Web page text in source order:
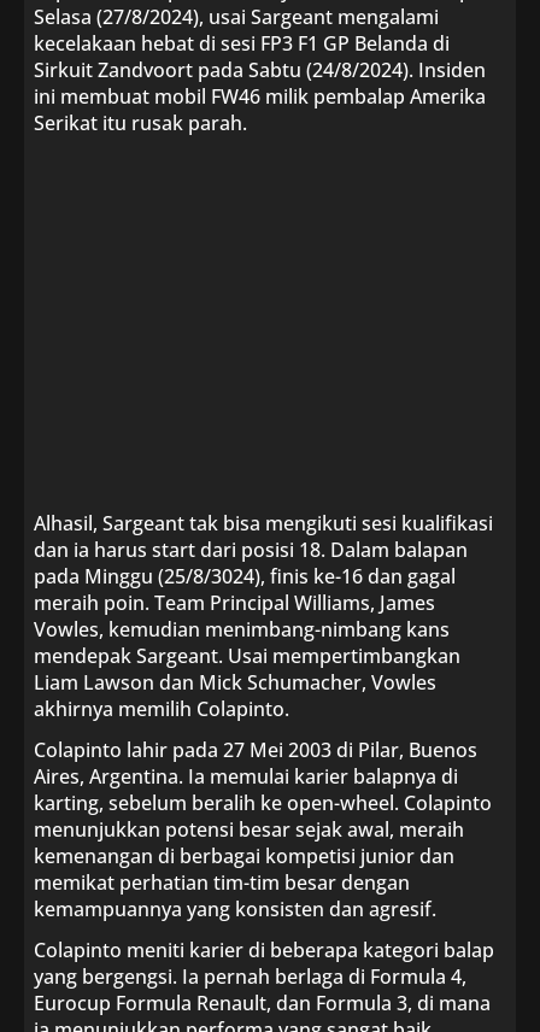
Selasa (27/8/2024), usai Sargeant mengalami
kecelakaan hebat di sesi FP3 F1 GP Belanda di
Sirkuit Zandvoort pada Sabtu (24/8/2024). Insiden
ini membuat mobil FW46 milik pembalap Amerika
Serikat itu rusak parah.
Alhasil, Sargeant tak bisa mengikuti sesi kualifikasi
dan ia harus start dari posisi 18. Dalam balapan
pada Minggu (25/8/3024), finis ke-16 dan gagal
meraih poin. Team Principal Williams, James
Vowles, kemudian menimbang-nimbang kans
mendepak Sargeant. Usai mempertimbangkan
Liam Lawson dan Mick Schumacher, Vowles
akhirnya memilih Colapinto.
Colapinto lahir pada 27 Mei 2003 di Pilar, Buenos
Aires, Argentina. Ia memulai karier balapnya di
karting, sebelum beralih ke open-wheel. Colapinto
menunjukkan potensi besar sejak awal, meraih
kemenangan di berbagai kompetisi junior dan
memikat perhatian tim-tim besar dengan
kemampuannya yang konsisten dan agresif.
Colapinto meniti karier di beberapa kategori balap
yang bergengsi. Ia pernah berlaga di Formula 4,
Eurocup Formula Renault, dan Formula 3, di mana